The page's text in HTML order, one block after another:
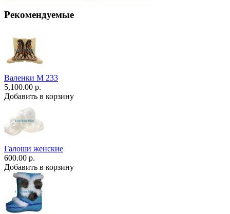
Рекомендуемые
Валенки М 233
5,100.00 р.
Добавить в корзину
Галоши женские
600.00 р.
Добавить в корзину